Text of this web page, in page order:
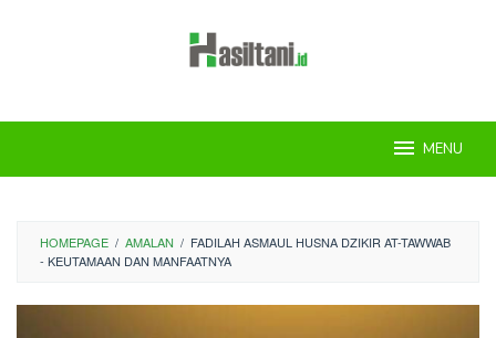
MENU
HOMEPAGE / AMALAN / FADILAH ASMAUL HUSNA DZIKIR AT-TAWWAB
- KEUTAMAAN DAN MANFAATNYA